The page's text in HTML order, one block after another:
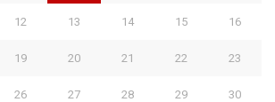
12 13 14 15 16
19 20 21 22 23
26 27 28 29 30